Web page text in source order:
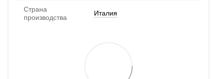
Страна
производства
Италия